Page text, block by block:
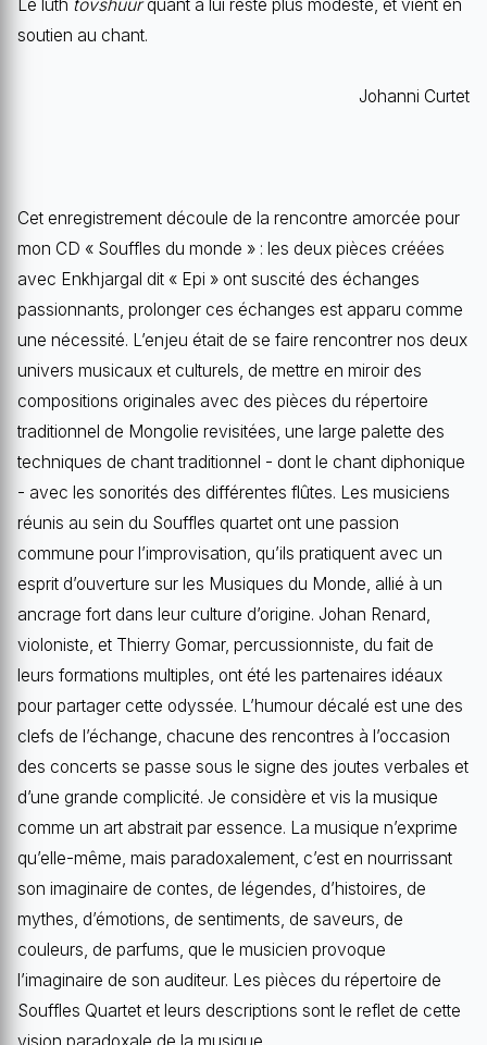
Le luth tovshuurquant à lui reste plus modeste, et vient en
soutien au chant.
Johanni Curtet
Cet enregistrement découle de la rencontre amorcée pour
mon CD « Souffles du monde » : les deux pièces créées
avec Enkhjargal dit « Epi » ont suscité des échanges
passionnants, prolonger ces échanges est apparu comme
une nécessité. L’enjeu était de se faire rencontrer nos deux
univers musicaux et culturels, de mettre en miroir des
compositions originales avec des pièces du répertoire
traditionnel de Mongolie revisitées, une large palette des
techniques de chant traditionnel - dont le chant diphonique
- avec les sonorités des différentes flûtes. Les musiciens
réunis au sein du Souffles quartet ont une passion
commune pour l’improvisation, qu’ils pratiquent avec un
esprit d’ouverture sur les Musiques du Monde, allié à un
ancrage fort dans leur culture d’origine. Johan Renard,
violoniste, et Thierry Gomar, percussionniste, du fait de
leurs formations multiples, ont été les partenaires idéaux
pour partager cette odyssée. L’humour décalé est une des
clefs de l’échange, chacune des rencontres à l’occasion
des concerts se passe sous le signe des joutes verbales et
d’une grande complicité. Je considère et vis la musique
comme un art abstrait par essence. La musique n’exprime
qu’elle-même, mais paradoxalement, c’est en nourrissant
son imaginaire de contes, de légendes, d’histoires, de
mythes, d’émotions, de sentiments, de saveurs, de
couleurs, de parfums, que le musicien provoque
l’imaginaire de son auditeur. Les pièces du répertoire de
Souffles Quartet et leurs descriptions sont le reflet de cette